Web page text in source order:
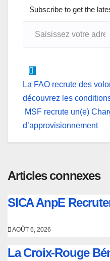
p
o
k
I
n
g
e
Subscribe to get the
Navigation
de
l’article
La FAO recrute des
découvrez les
MSF recrute un(e)
d’approvisionnement
Articles connexes
SICA AnpE
AOÛT 6, 2026
La Croix-Rouge